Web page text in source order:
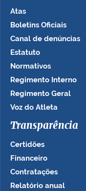
Atas
Boletins Oficiais
Canal de denúncias
Estatuto
Normativos
Regimento Interno
Regimento Geral
Voz do Atleta
Transparência
Certidões
Financeiro
Contratações
Relatório anual